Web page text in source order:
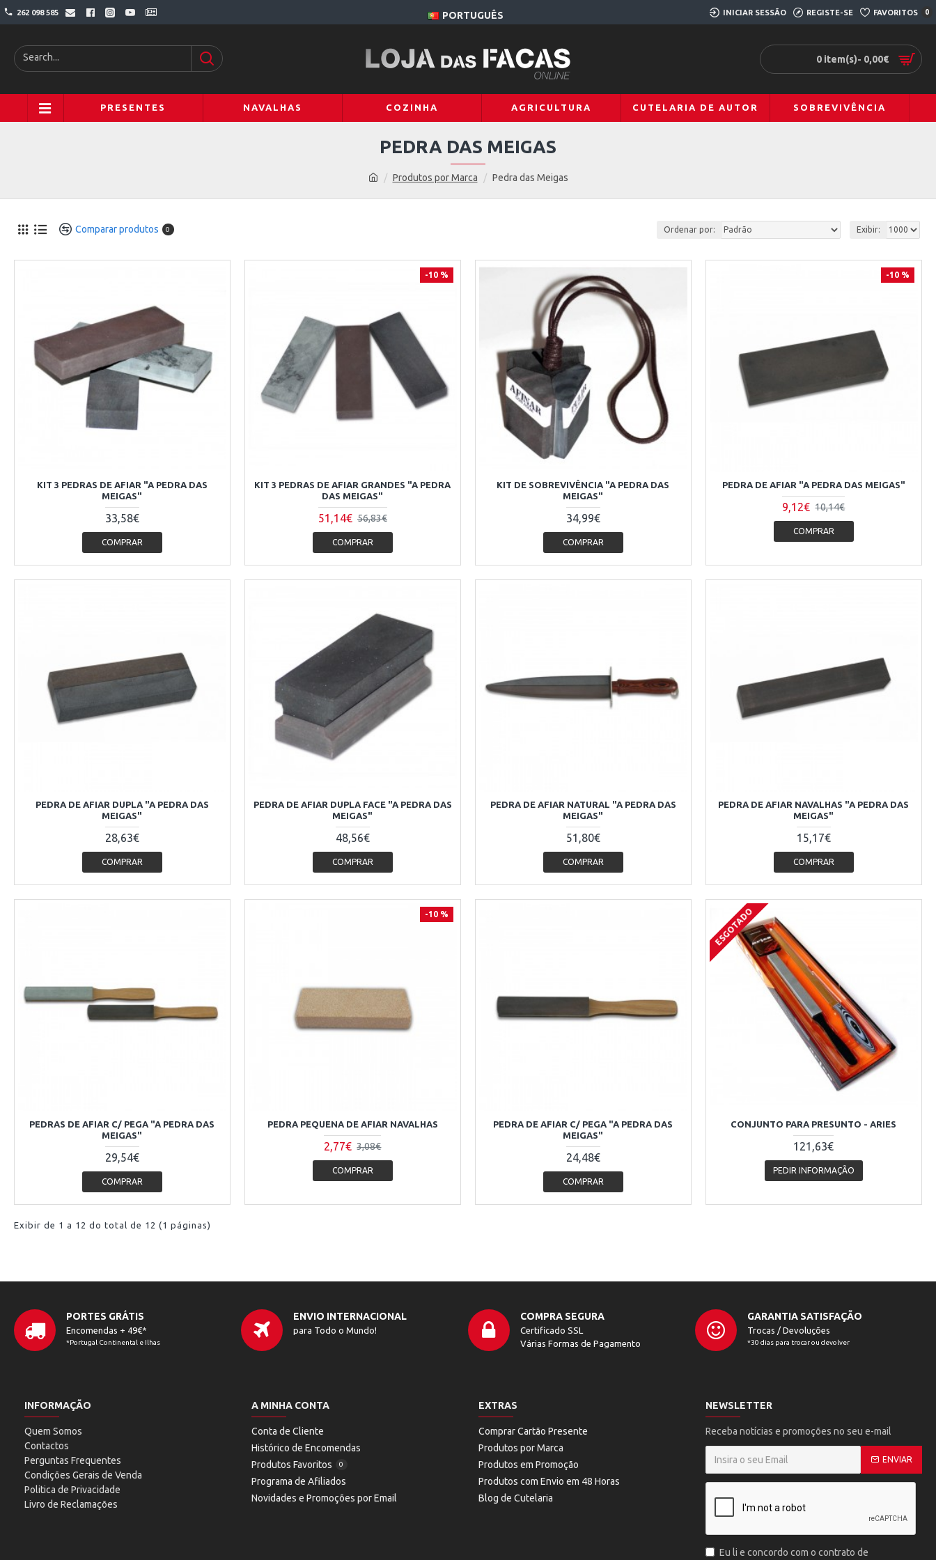
262 098 585 PORTUGUÊS INICIAR SESSÃO REGISTE-SE FAVORITOS 0
0 item(s)- 0,00€
PRESENTES NAVALHAS COZINHA AGRICULTURA CUTELARIA DE AUTOR SOBREVIVÊNCIA
Produtos por Marca Pedra das Meigas
PEDRA DAS MEIGAS
Comparar produtos 0 Ordenar por: Exibir:
KIT 3 PEDRAS DE AFIAR "A PEDRA DAS
MEIGAS"
33,58€
COMPRAR
-10 %
KIT 3 PEDRAS DE AFIAR GRANDES "A PEDRA
DAS MEIGAS"
51,14€ 56,83€
COMPRAR
KIT DE SOBREVIVÊNCIA "A PEDRA DAS
MEIGAS"
34,99€
COMPRAR
-10 %
PEDRA DE AFIAR "A PEDRA DAS MEIGAS"
9,12€ 10,14€
COMPRAR
PEDRA DE AFIAR DUPLA "A PEDRA DAS
MEIGAS"
28,63€
COMPRAR
PEDRA DE AFIAR DUPLA FACE "A PEDRA DAS
MEIGAS"
48,56€
COMPRAR
PEDRA DE AFIAR NATURAL "A PEDRA DAS
MEIGAS"
51,80€
COMPRAR
PEDRA DE AFIAR NAVALHAS "A PEDRA DAS
MEIGAS"
15,17€
COMPRAR
PEDRAS DE AFIAR C/ PEGA "A PEDRA DAS
MEIGAS"
29,54€
COMPRAR
-10 %
PEDRA PEQUENA DE AFIAR NAVALHAS
2,77€ 3,08€
COMPRAR
PEDRA DE AFIAR C/ PEGA "A PEDRA DAS
MEIGAS"
24,48€
COMPRAR
ESGOTADO
CONJUNTO PARA PRESUNTO - ARIES
121,63€
PEDIR INFORMAÇÃO
Exibir de 1 a 12 do total de 12 (1 páginas)
PORTES GRÁTIS
Encomendas + 49€*
*Portugal Continental e Ilhas
ENVIO INTERNACIONAL
para Todo o Mundo!
COMPRA SEGURA
Certificado SSL
Várias Formas de Pagamento
GARANTIA SATISFAÇÃO
Trocas / Devoluções
*30 dias para trocar ou devolver
INFORMAÇÃO
Quem Somos
Contactos
Perguntas Frequentes
Condições Gerais de Venda
Politica de Privacidade
Livro de Reclamações
A MINHA CONTA
Conta de Cliente
Histórico de Encomendas
Produtos Favoritos
0
Programa de Afiliados
Novidades e Promoções por Email
EXTRAS
Comprar Cartão Presente
Produtos por Marca
Produtos em Promoção
Produtos com Envio em 48 Horas
Blog de Cutelaria
NEWSLETTER
Receba notícias e promoções no seu e-mail
ENVIAR
Eu li e concordo com o contrato de